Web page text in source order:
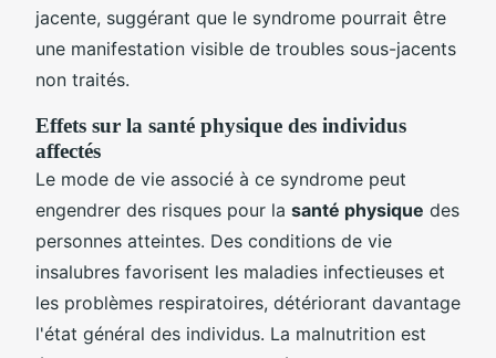
jacente, suggérant que le syndrome pourrait être
une manifestation visible de troubles sous-jacents
non traités.
Effets sur la santé physique des individus
affectés
Le mode de vie associé à ce syndrome peut
engendrer des risques pour la santé physique des
personnes atteintes. Des conditions de vie
insalubres favorisent les maladies infectieuses et
les problèmes respiratoires, détériorant davantage
l'état général des individus. La malnutrition est